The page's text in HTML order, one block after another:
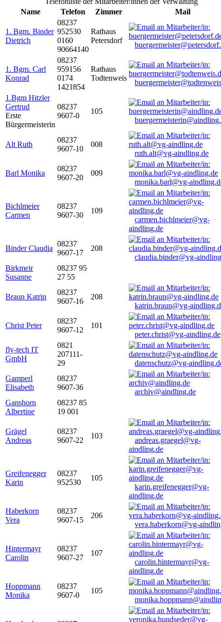
Name
Telefon Zimmer Mail
1. Bgm. Binder
Dietrich
08237
952530
0160
90664140
Rathaus
Petersdorf
1. Bgm. Carl
Konrad
08237
959156
0174
1421854
Rathaus
Todtenweis
1.Bgm Hitzler
Gertrud
Erste
Bürgermeisterin
08237
9607-0
105
Alt Ruth
08237
9607-10
008
ruth.alt@vg-aindling.de
Barl Monika
08237
9607-20
009
monika.barl@vg-
Bichlmeier
Carmen
08237
9607-30
109
carmen.bichlmeier@vg-
aindling.de
Binder Claudia
08237
9607-17
208
claudia.binder@vg-
Birkmeir
Susanne
08237 95
27 55
Braun Katrin
08237
9607-16
208
katrin.braun@vg-
Christ Peter
08237
9607-12
101
peter.christ@vg-aindling.de
fly-tech IT
GmbH
0821
207111-
29
datenschutz@vg-
Gamperl
Elisabeth
08237
9607-36
archiv@aindling.de
Ganshorn
Albertine
08237 85
19 001
Grägel
Andreas
08237
9607-22
103
andreas.graegel@vg-
aindling.de
Greifenegger
Karin
08237
952530
105
karin.greifenegger@vg-
aindling.de
Haberkorn
Vera
08237
9607-15
206
vera.haberkorn@vg-
Hintermayr
Carolin
08237
9607-27
107
carolin.hintermayr@vg-
aindling.de
Hoppmann
Monika
08237
9607-0
105